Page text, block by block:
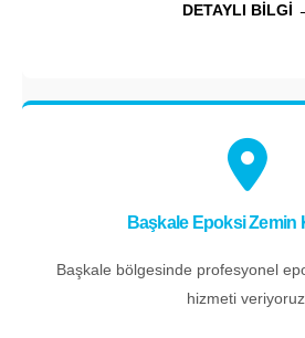
DETAYLI BİLGİ
Başkale Epoksi Zemin
Başkale bölgesinde profesyonel
hizmeti veriyoruz.